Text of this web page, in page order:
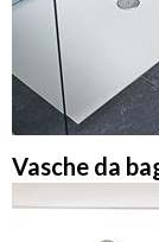
Vasche da